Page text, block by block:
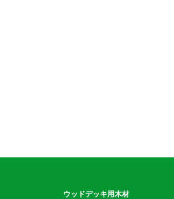
ウッドデッキ用木材